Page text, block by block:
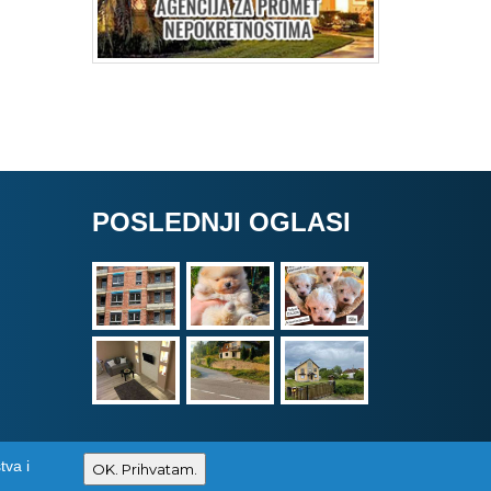
POSLEDNJI OGLASI
Izrada i održavanje sajtova
i